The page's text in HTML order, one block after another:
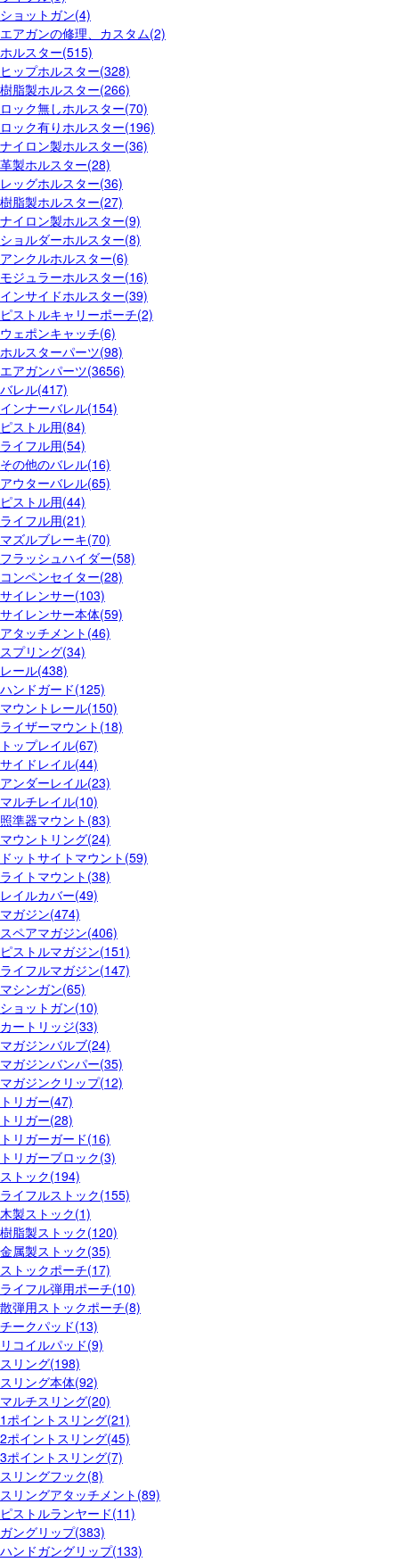
ショットガン(4)
エアガンの修理、カスタム(2)
ホルスター(515)
ヒップホルスター(328)
樹脂製ホルスター(266)
ロック無しホルスター(70)
ロック有りホルスター(196)
ナイロン製ホルスター(36)
革製ホルスター(28)
レッグホルスター(36)
樹脂製ホルスター(27)
ナイロン製ホルスター(9)
ショルダーホルスター(8)
アンクルホルスター(6)
モジュラーホルスター(16)
インサイドホルスター(39)
ピストルキャリーポーチ(2)
ウェポンキャッチ(6)
ホルスターパーツ(98)
エアガンパーツ(3656)
バレル(417)
インナーバレル(154)
ピストル用(84)
ライフル用(54)
その他のバレル(16)
アウターバレル(65)
ピストル用(44)
ライフル用(21)
マズルブレーキ(70)
フラッシュハイダー(58)
コンペンセイター(28)
サイレンサー(103)
サイレンサー本体(59)
アタッチメント(46)
スプリング(34)
レール(438)
ハンドガード(125)
マウントレール(150)
ライザーマウント(18)
トップレイル(67)
サイドレイル(44)
アンダーレイル(23)
マルチレイル(10)
照準器マウント(83)
マウントリング(24)
ドットサイトマウント(59)
ライトマウント(38)
レイルカバー(49)
マガジン(474)
スペアマガジン(406)
ピストルマガジン(151)
ライフルマガジン(147)
マシンガン(65)
ショットガン(10)
カートリッジ(33)
マガジンバルブ(24)
マガジンバンパー(35)
マガジンクリップ(12)
トリガー(47)
トリガー(28)
トリガーガード(16)
トリガーブロック(3)
ストック(194)
ライフルストック(155)
木製ストック(1)
樹脂製ストック(120)
金属製ストック(35)
ストックポーチ(17)
ライフル弾用ポーチ(10)
散弾用ストックポーチ(8)
チークパッド(13)
リコイルパッド(9)
スリング(198)
スリング本体(92)
マルチスリング(20)
1ポイントスリング(21)
2ポイントスリング(45)
3ポイントスリング(7)
スリングフック(8)
スリングアタッチメント(89)
ピストルランヤード(11)
ガングリップ(383)
ハンドガングリップ(133)